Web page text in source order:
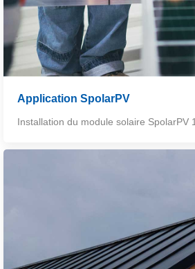
Application SpolarPV
Installation du module solaire SpolarPV